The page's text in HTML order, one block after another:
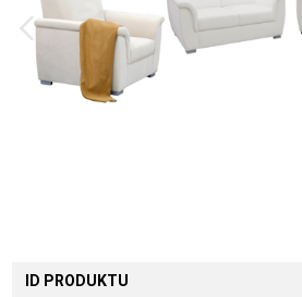
ID PRODUKTU